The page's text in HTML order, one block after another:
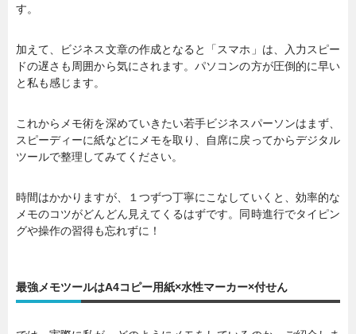
す。
加えて、ビジネス文章の作成となると「スマホ」は、入力スピー
ドの遅さも周囲から気にされます。パソコンの方が圧倒的に早い
と私も感じます。
これからメモ術を深めていきたい若手ビジネスパーソンはまず、
スピーディーに紙などにメモを取り、自席に戻ってからデジタル
ツールで整理してみてください。
時間はかかりますが、１つずつ丁寧にこなしていくと、効率的な
メモのコツがどんどん見えてくるはずです。同時進行でタイピン
グや操作の習得も忘れずに！
最強メモツールはA4コピー用紙×水性マーカー×付せん